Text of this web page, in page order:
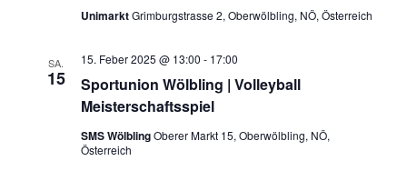
UnimarktGrimburgstrasse 2, Oberwölbling, NÖ, Österreich
SA.
15
Sportunion Wölbling | Volleyball
Meisterschaftsspiel
15. Feber 2025 @ 13:00 - 17:00
SMS WölblingOberer Markt 15, Oberwölbling, NÖ,
Österreich